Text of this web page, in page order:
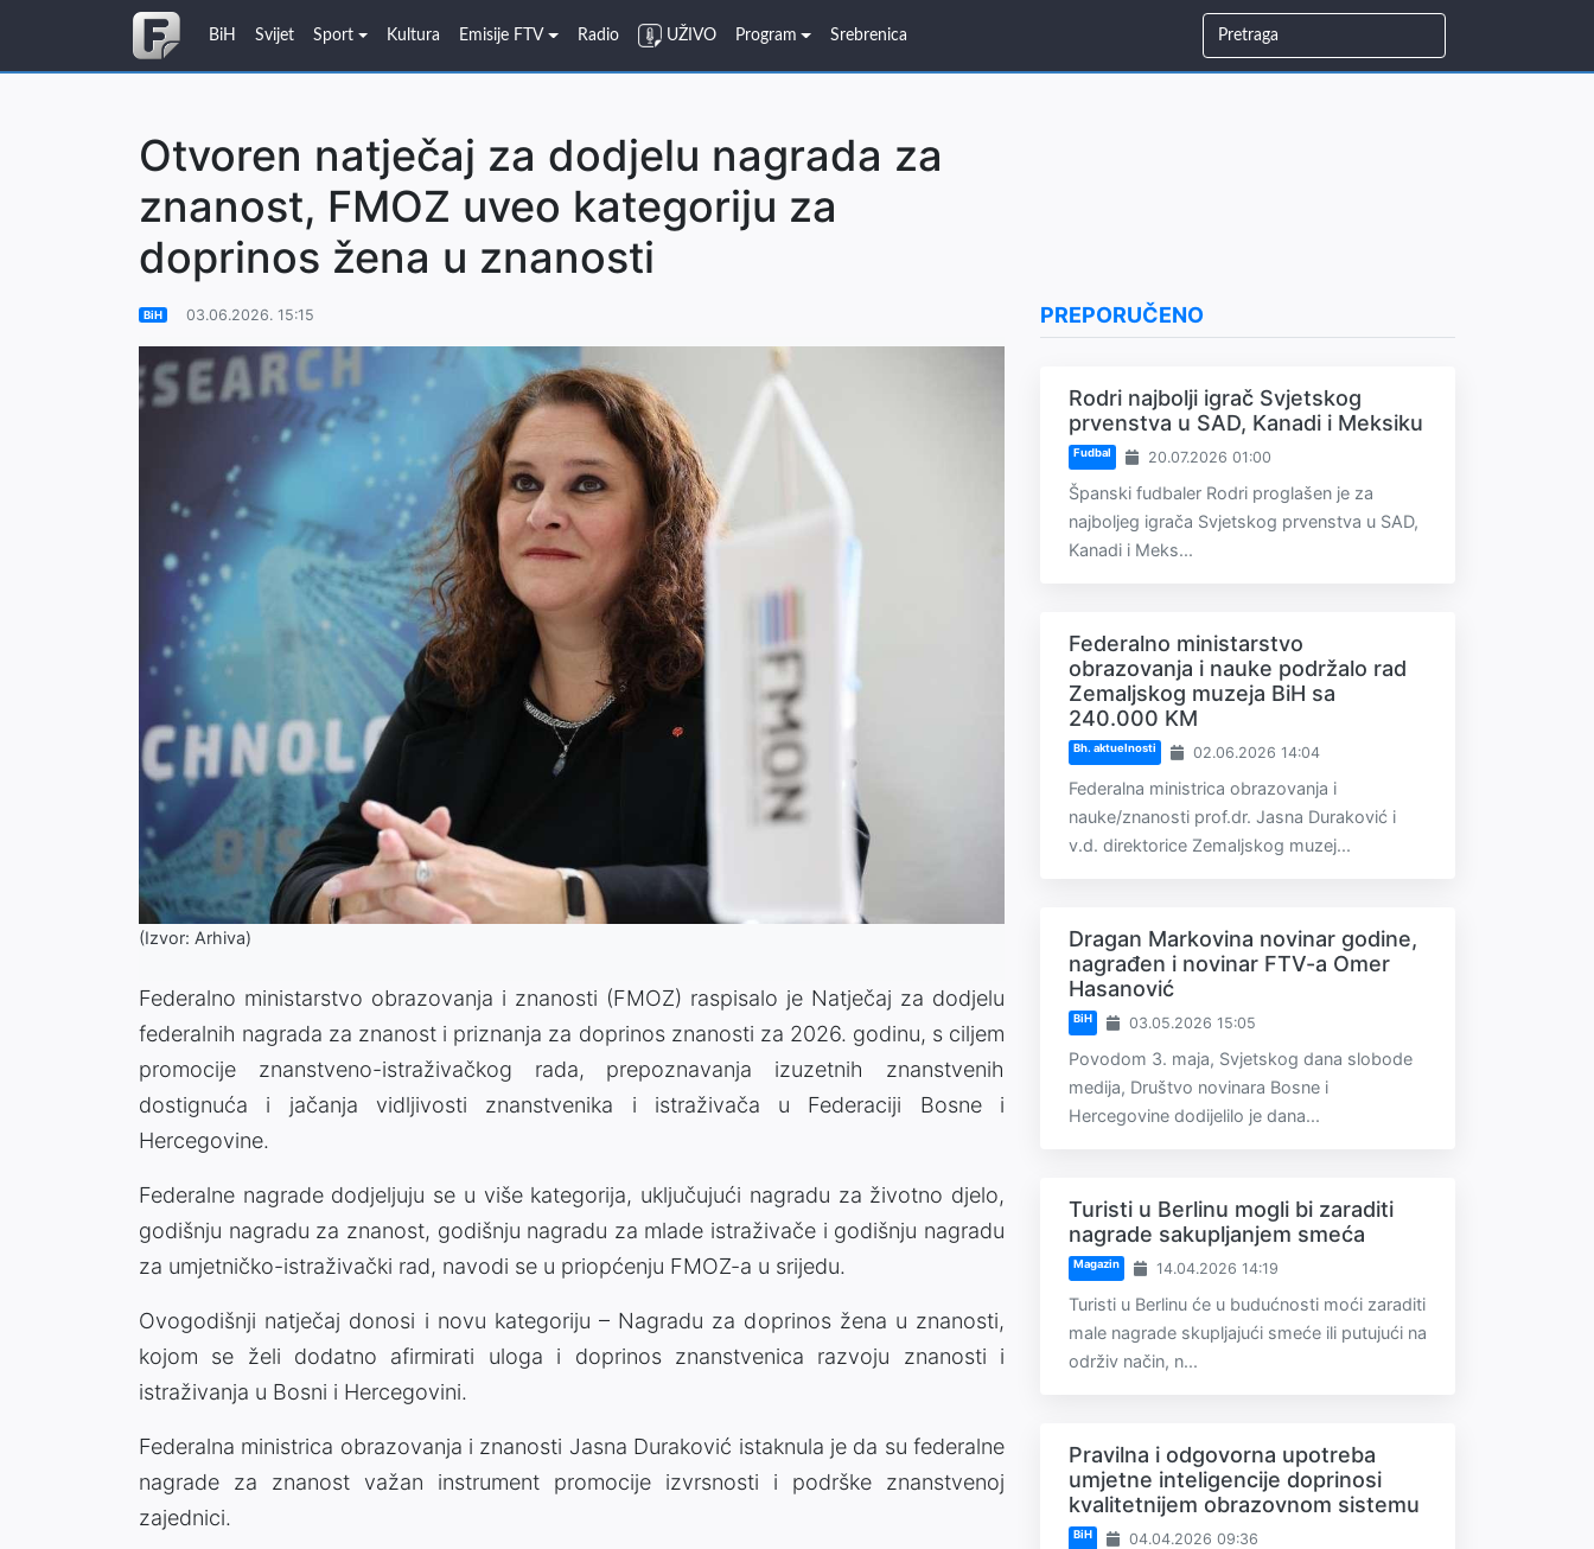
BiH Svijet Sport Kultura Emisije FTV Radio UŽIVO Program Srebrenica
Otvoren natječaj za dodjelu nagrada za
znanost, FMOZ uveo kategoriju za
doprinos žena u znanosti
BiH 03.06.2026. 15:15
(Izvor: Arhiva)
Federalno ministarstvo obrazovanja i znanosti (FMOZ) raspisalo je Natječaj za dodjelu
federalnih nagrada za znanost i priznanja za doprinos znanosti za 2026. godinu, s ciljem
promocije znanstveno-istraživačkog rada, prepoznavanja izuzetnih znanstvenih
dostignuća i jačanja vidljivosti znanstvenika i istraživača u Federaciji Bosne i
Hercegovine.
Federalne nagrade dodjeljuju se u više kategorija, uključujući nagradu za životno djelo,
godišnju nagradu za znanost, godišnju nagradu za mlade istraživače i godišnju nagradu
za umjetničko-istraživački rad, navodi se u priopćenju FMOZ-a u srijedu.
Ovogodišnji natječaj donosi i novu kategoriju – Nagradu za doprinos žena u znanosti,
kojom se želi dodatno afirmirati uloga i doprinos znanstvenica razvoju znanosti i
istraživanja u Bosni i Hercegovini.
Federalna ministrica obrazovanja i znanosti Jasna Duraković istaknula je da su federalne
nagrade za znanost važan instrument promocije izvrsnosti i podrške znanstvenoj
zajednici.
PREPORUČENO
Rodri najbolji igrač Svjetskog
prvenstva u SAD, Kanadi i Meksiku
Fudbal 20.07.2026 01:00
Španski fudbaler Rodri proglašen je za
najboljeg igrača Svjetskog prvenstva u SAD,
Kanadi i Meks...
Federalno ministarstvo
obrazovanja i nauke podržalo rad
Zemaljskog muzeja BiH sa
240.000 KM
Bh. aktuelnosti 02.06.2026 14:04
Federalna ministrica obrazovanja i
nauke/znanosti prof.dr. Jasna Duraković i
v.d. direktorice Zemaljskog muzej...
Dragan Markovina novinar godine,
nagrađen i novinar FTV-a Omer
Hasanović
BiH 03.05.2026 15:05
Povodom 3. maja, Svjetskog dana slobode
medija, Društvo novinara Bosne i
Hercegovine dodijelilo je dana...
Turisti u Berlinu mogli bi zaraditi
nagrade sakupljanjem smeća
Magazin 14.04.2026 14:19
Turisti u Berlinu će u budućnosti moći zaraditi
male nagrade skupljajući smeće ili putujući na
održiv način, n...
Pravilna i odgovorna upotreba
umjetne inteligencije doprinosi
kvalitetnijem obrazovnom sistemu
BiH 04.04.2026 09:36